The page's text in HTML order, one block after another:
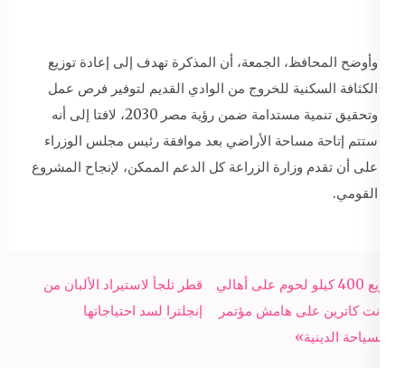
وأوضح المحافظ، الجمعة، أن المذكرة تهدف إلى إعادة توزيع
الكثافة السكنية للخروج من الوادي القديم لتوفير فرص عمل
وتحقيق تنمية مستدامة ضمن رؤية مصر 2030، لافتا إلى أنه
ستتم إتاحة مساحة الأراضي بعد موافقة رئيس مجلس الوزراء
على أن تقدم وزارة الزراعة كل الدعم الممكن، لإنجاح المشروع
القومي.
Post
navigation
قطر تلجأ لاستيراد الألبان من
إنجلترا لسد احتياجاتها
توزيع 400 كيلو لحوم على أهالي
سانت كاترين على هامش مؤتمر
«السياحة الدينية»